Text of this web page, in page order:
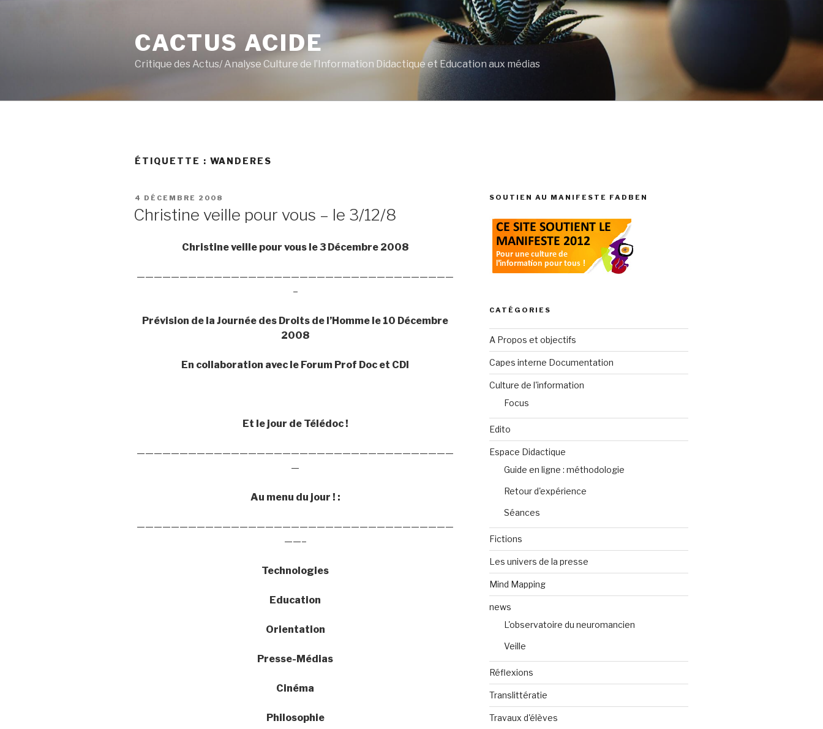
CACTUS ACIDE
Critique des Actus/ Analyse Culture de l’Information Didactique et Education aux médias
ÉTIQUETTE : WANDERES
PUBLIÉ
4 DÉCEMBRE 2008
Christine veille pour vous – le 3/12/8
Christine veille pour vous le 3 Décembre 2008
—————————————————————————————————————
–
Prévision de la Journée des Droits de l’Homme le 10 Décembre
2008
En collaboration avec le Forum Prof Doc et CDI
Et le jour de Télédoc !
—————————————————————————————————————
—
Au menu du jour ! :
—————————————————————————————————————
——–
Technologies
Education
Orientation
Presse-Médias
Cinéma
Philosophie
SOUTIEN AU MANIFESTE FADBEN
CATÉGORIES
A Propos et objectifs
Capes interne Documentation
Culture de l'information
Focus
Edito
Espace Didactique
Guide en ligne : méthodologie
Retour d'expérience
Séances
Fictions
Les univers de la presse
Mind Mapping
news
L'observatoire du neuromancien
Veille
Réflexions
Translittératie
Travaux d'élèves